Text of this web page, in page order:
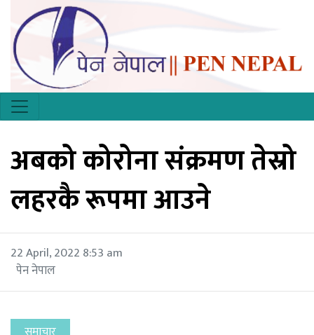
अबको कोरोना संक्रमण तेस्रो
लहरकै रूपमा आउने
22 April, 2022 8:53 am
पेन नेपाल